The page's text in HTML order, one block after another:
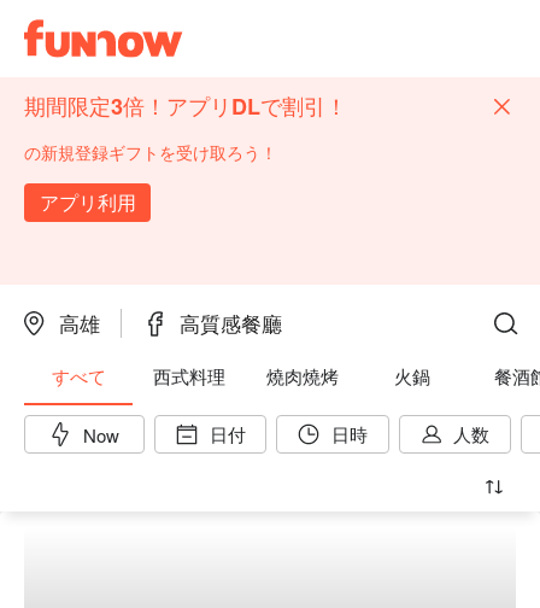
期間限定3倍！アプリDLで割引！
の新規登録ギフトを受け取ろう！
アプリ利用
高雄 高質感餐廳
すべて 西式料理 燒肉燒烤 火鍋 餐酒
Now 日付 日時 人数